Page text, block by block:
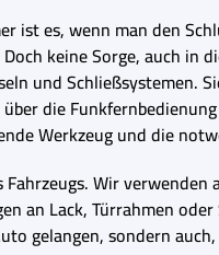
ist es, wenn man den
keine Sorge, auch
und Schließsystemen.
die
Werkzeug und die
Wir
an Lack, Türrahmen
gelangen, sondern